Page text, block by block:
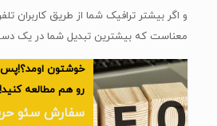
و اگر بیشتر ترافیک شما از طریق کاربران
معناست که بیشترین تبدیل شما در یک
خوشتون اومد؟!پس
رو هم مطالعه کنید!
سفارش سئو